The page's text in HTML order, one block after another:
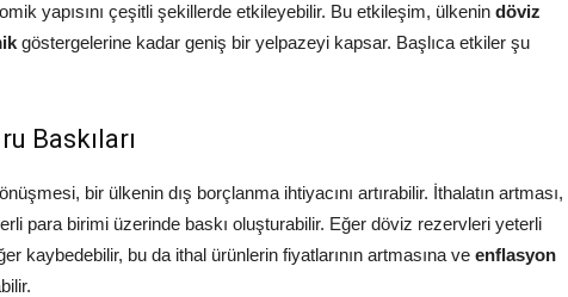
yapısını çeşitli şekillerde etkileyebilir. Bu etkileşim, ülkenin döviz
göstergelerine kadar geniş bir yelpazeyi kapsar. Başlıca etkiler şu
Baskıları
bir ülkenin dış borçlanma ihtiyacını artırabilir. İthalatın artması,
para birimi üzerinde baskı oluşturabilir. Eğer döviz rezervleri yeterli
kaybedebilir, bu da ithal ürünlerin fiyatlarının artmasına ve enflasyon